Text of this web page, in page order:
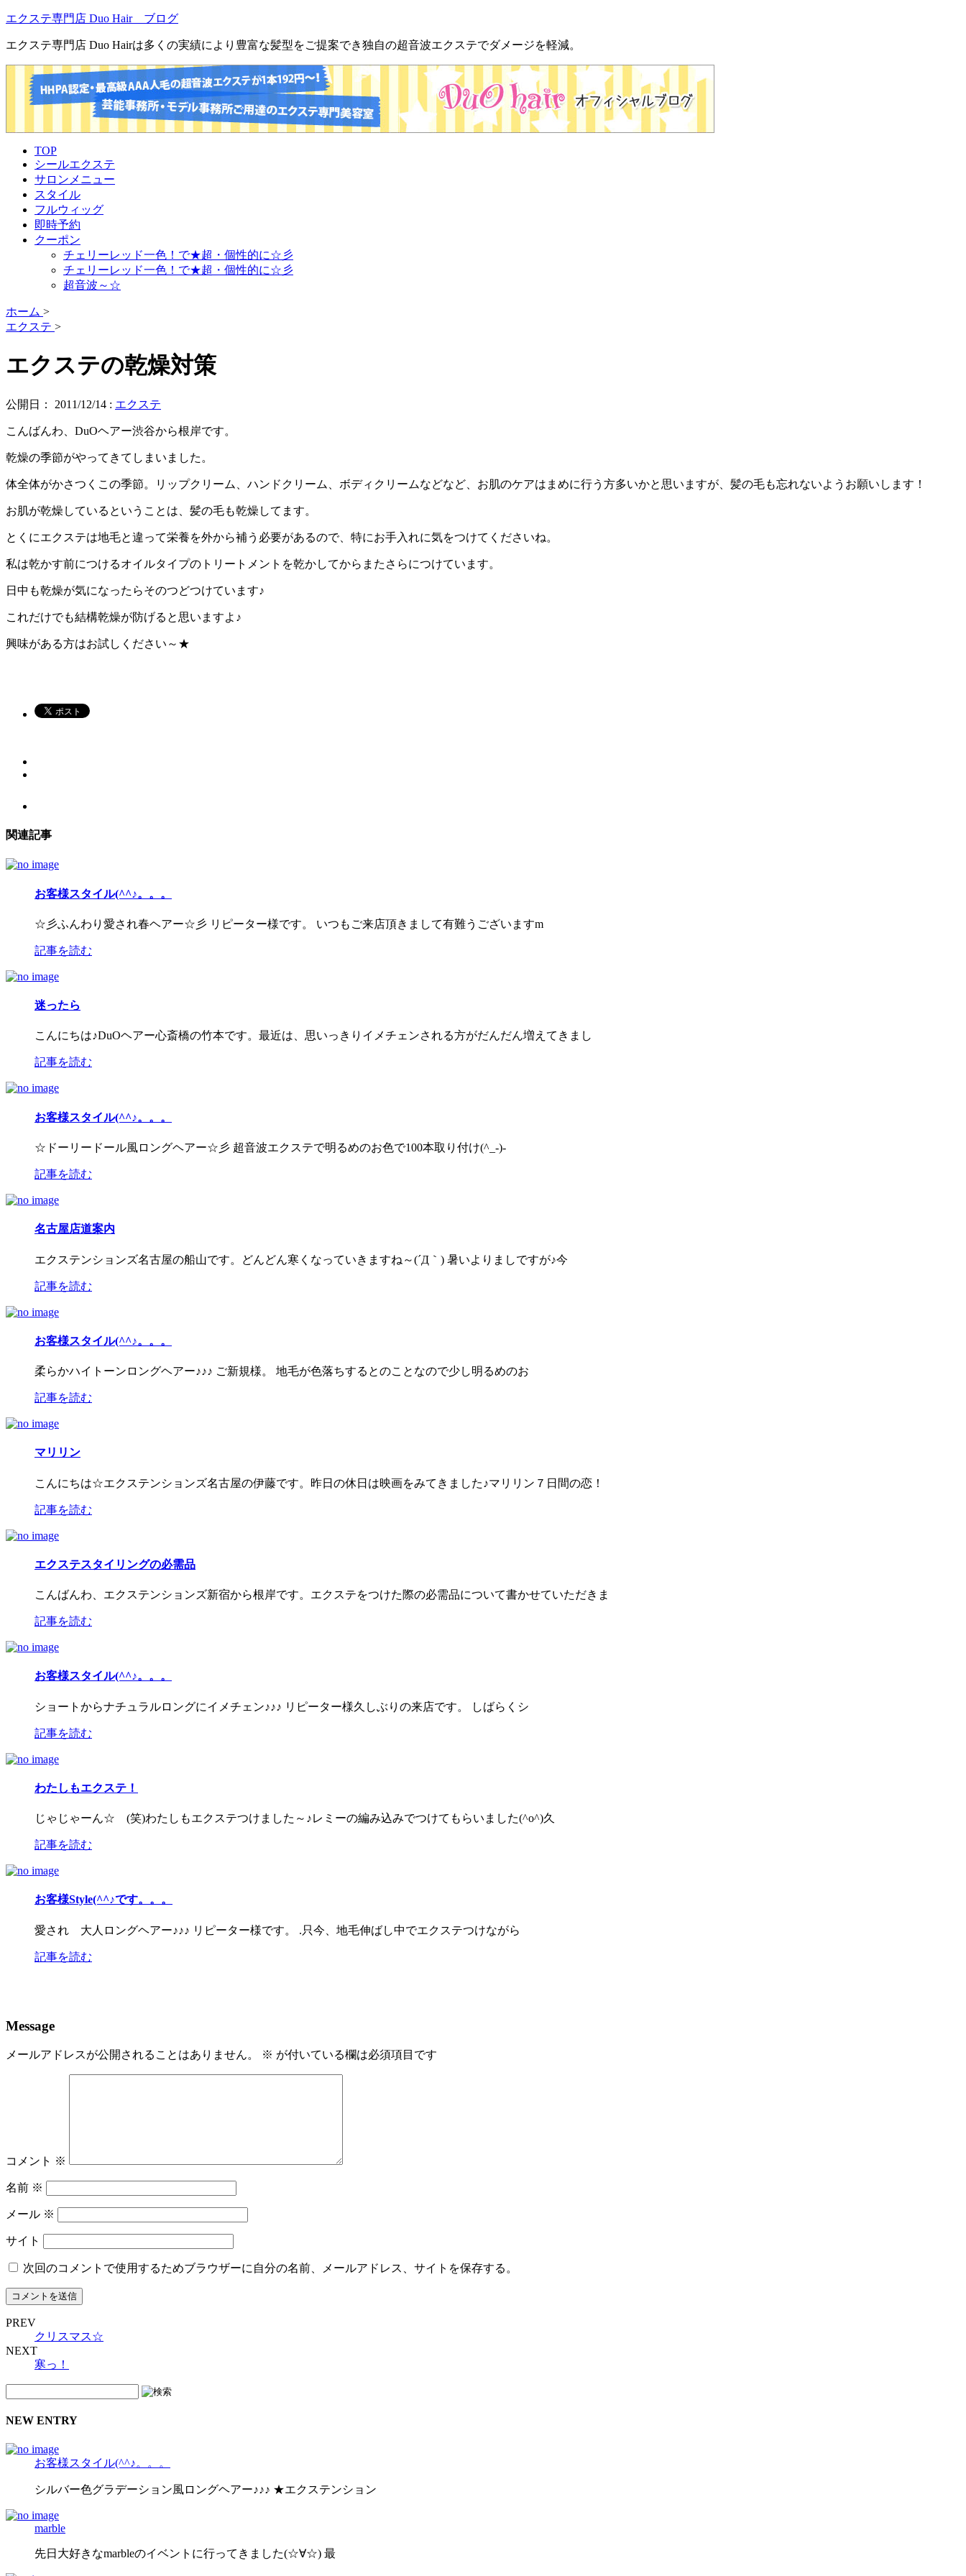
エクステ専門店 Duo Hair ブログ
エクステ専門店 Duo Hairは多くの実績により豊富な髪型をご提案でき独自の超音波エクステでダメージを軽減。
TOP
シールエクステ
サロンメニュー
スタイル
フルウィッグ
即時予約
クーポン
チェリーレッド一色！で★超・個性的に☆彡
チェリーレッド一色！で★超・個性的に☆彡
超音波～☆
ホーム >
エクステ >
エクステの乾燥対策
公開日： 2011/12/14 : エクステ
こんばんわ、DuOヘアー渋谷から根岸です。
乾燥の季節がやってきてしまいました。
体全体がかさつくこの季節。リップクリーム、ハンドクリーム、ボディクリームなどなど、お肌のケアはまめに行う方多いかと思いますが、髪の毛も忘れないようお願いします！
お肌が乾燥しているということは、髪の毛も乾燥してます。
とくにエクステは地毛と違って栄養を外から補う必要があるので、特にお手入れに気をつけてくださいね。
私は乾かす前につけるオイルタイプのトリートメントを乾かしてからまたさらにつけています。
日中も乾燥が気になったらそのつどつけています♪
これだけでも結構乾燥が防げると思いますよ♪
興味がある方はお試しください～★
関連記事
お客様スタイル(^^♪。。。
☆彡ふんわり愛され春ヘアー☆彡 リピーター様です。 いつもご来店頂きまして有難うございますm
記事を読む
迷ったら
こんにちは♪DuOヘアー心斎橋の竹本です。最近は、思いっきりイメチェンされる方がだんだん増えてきまし
記事を読む
お客様スタイル(^^♪。。。
☆ドーリードール風ロングヘアー☆彡 超音波エクステで明るめのお色で100本取り付け(^_-)-
記事を読む
名古屋店道案内
エクステンションズ名古屋の船山です。どんどん寒くなっていきますね～(´Д｀) 暑いよりましですが♪今
記事を読む
お客様スタイル(^^♪。。。
柔らかハイトーンロングヘアー♪♪♪ ご新規様。 地毛が色落ちするとのことなので少し明るめのお
記事を読む
マリリン
こんにちは☆エクステンションズ名古屋の伊藤です。昨日の休日は映画をみてきました♪マリリン７日間の恋！
記事を読む
エクステスタイリングの必需品
こんばんわ、エクステンションズ新宿から根岸です。エクステをつけた際の必需品について書かせていただきま
記事を読む
お客様スタイル(^^♪。。。
ショートからナチュラルロングにイメチェン♪♪♪ リピーター様久しぶりの来店です。 しばらくシ
記事を読む
わたしもエクステ！
じゃじゃーん☆ (笑)わたしもエクステつけました～♪レミーの編み込みでつけてもらいました(^o^)久
記事を読む
お客様Style(^^♪です。。。
愛され 大人ロングヘアー♪♪♪ リピーター様です。 .只今、地毛伸ばし中でエクステつけながら
記事を読む
Message
メールアドレスが公開されることはありません。 ※ が付いている欄は必須項目です
コメント ※
名前 ※
メール ※
サイト
次回のコメントで使用するためブラウザーに自分の名前、メールアドレス、サイトを保存する。
PREV
クリスマス☆
NEXT
寒っ！
NEW ENTRY
お客様スタイル(^^♪。。。
シルバー色グラデーション風ロングヘアー♪♪♪ ★エクステンション
marble
先日大好きなmarbleのイベントに行ってきました(☆∀☆) 最